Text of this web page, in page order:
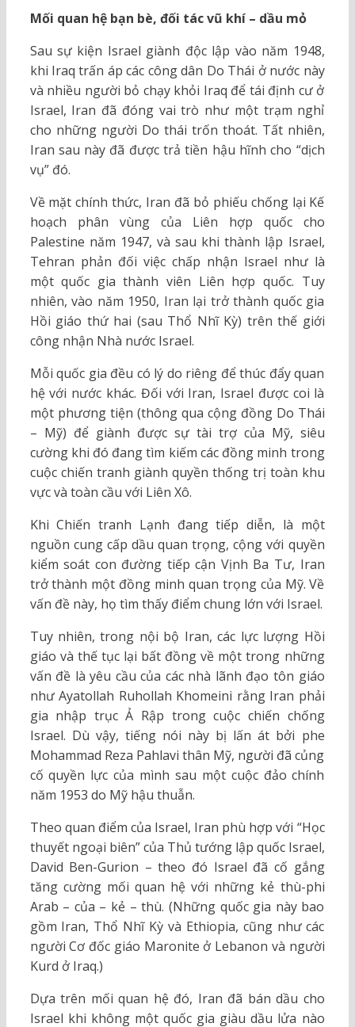
Mối quan hệ bạn bè, đối tác vũ khí – dầu mỏ
Sau sự kiện Israel giành độc lập vào năm 1948,
khi Iraq trấn áp các công dân Do Thái ở nước này
và nhiều người bỏ chạy khỏi Iraq để tái định cư ở
Israel, Iran đã đóng vai trò như một trạm nghỉ
cho những người Do thái trốn thoát. Tất nhiên,
Iran sau này đã được trả tiền hậu hĩnh cho “dịch
vụ” đó.
Về mặt chính thức, Iran đã bỏ phiếu chống lại Kế
hoạch phân vùng của Liên hợp quốc cho
Palestine năm 1947, và sau khi thành lập Israel,
Tehran phản đối việc chấp nhận Israel như là
một quốc gia thành viên Liên hợp quốc. Tuy
nhiên, vào năm 1950, Iran lại trở thành quốc gia
Hồi giáo thứ hai (sau Thổ Nhĩ Kỳ) trên thế giới
công nhận Nhà nước Israel.
Mỗi quốc gia đều có lý do riêng để thúc đẩy quan
hệ với nước khác. Đối với Iran, Israel được coi là
một phương tiện (thông qua cộng đồng Do Thái
– Mỹ) để giành được sự tài trợ của Mỹ, siêu
cường khi đó đang tìm kiếm các đồng minh trong
cuộc chiến tranh giành quyền thống trị toàn khu
vực và toàn cầu với Liên Xô.
Khi Chiến tranh Lạnh đang tiếp diễn, là một
nguồn cung cấp dầu quan trọng, cộng với quyền
kiểm soát con đường tiếp cận Vịnh Ba Tư, Iran
trở thành một đồng minh quan trọng của Mỹ. Về
vấn đề này, họ tìm thấy điểm chung lớn với Israel.
Tuy nhiên, trong nội bộ Iran, các lực lượng Hồi
giáo và thế tục lại bất đồng về một trong những
vấn đề là yêu cầu của các nhà lãnh đạo tôn giáo
như Ayatollah Ruhollah Khomeini rằng Iran phải
gia nhập trục Ả Rập trong cuộc chiến chống
Israel. Dù vậy, tiếng nói này bị lấn át bởi phe
Mohammad Reza Pahlavi thân Mỹ, người đã củng
cố quyền lực của mình sau một cuộc đảo chính
năm 1953 do Mỹ hậu thuẫn.
Theo quan điểm của Israel, Iran phù hợp với “Học
thuyết ngoại biên” của Thủ tướng lập quốc Israel,
David Ben-Gurion – theo đó Israel đã cố gắng
tăng cường mối quan hệ với những kẻ thù-phi
Arab – của – kẻ – thù. (Những quốc gia này bao
gồm Iran, Thổ Nhĩ Kỳ và Ethiopia, cũng như các
người Cơ đốc giáo Maronite ở Lebanon và người
Kurd ở Iraq.)
Dựa trên mối quan hệ đó, Iran đã bán dầu cho
Israel khi không một quốc gia giàu dầu lửa nào